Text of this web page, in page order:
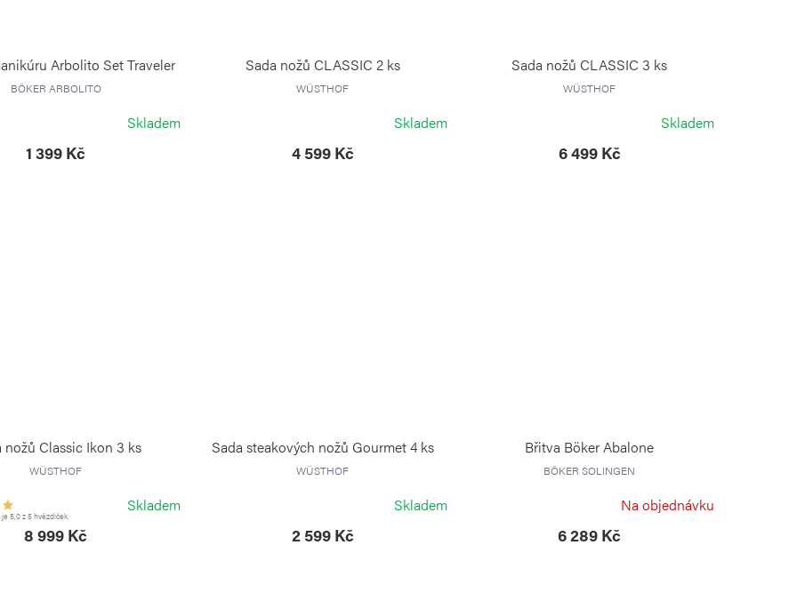
Arbolito Set Traveler
BÖKER ARBOLITO
Skladem
1 399 Kč
Sada nožů CLASSIC 2 ks
WÜSTHOF
Skladem
4 599 Kč
Sada nožů CLASSIC 3 ks
WÜSTHOF
Skladem
6 499 Kč
nožů Classic Ikon 3 ks
WÜSTHOF
5,0 z 5 hvězdiček.
Skladem
8 999 Kč
Sada steakových nožů Gourmet 4 ks
WÜSTHOF
Skladem
2 599 Kč
Břitva Böker Abalone
BÖKER SOLINGEN
Na objednávku
6 289 Kč